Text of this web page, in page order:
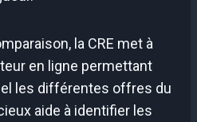
la CRE met à
en ligne permettant
les différentes offres du
aide à identifier les